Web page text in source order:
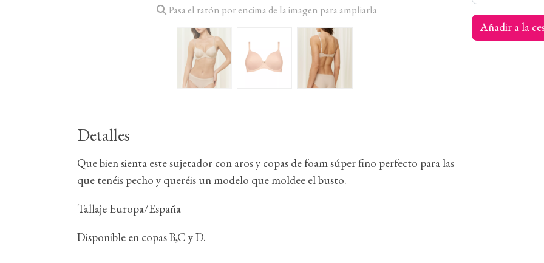
Pasa el ratón por encima de la imagen para ampliarla
Detalles
Que bien sienta este sujetador con aros y copas de foam súper fino perfecto para las
que tenéis pecho y queréis un modelo que moldee el busto.
Tallaje Europa/España
Disponible en copas B,C y D.
Añadir a la